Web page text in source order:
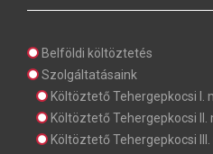
Belföldi költöztetés
Szolgáltatásaink
Költöztető Tehergepkocsi I.
Költöztető Tehergepkocsi
Költöztető Tehergepkocsi